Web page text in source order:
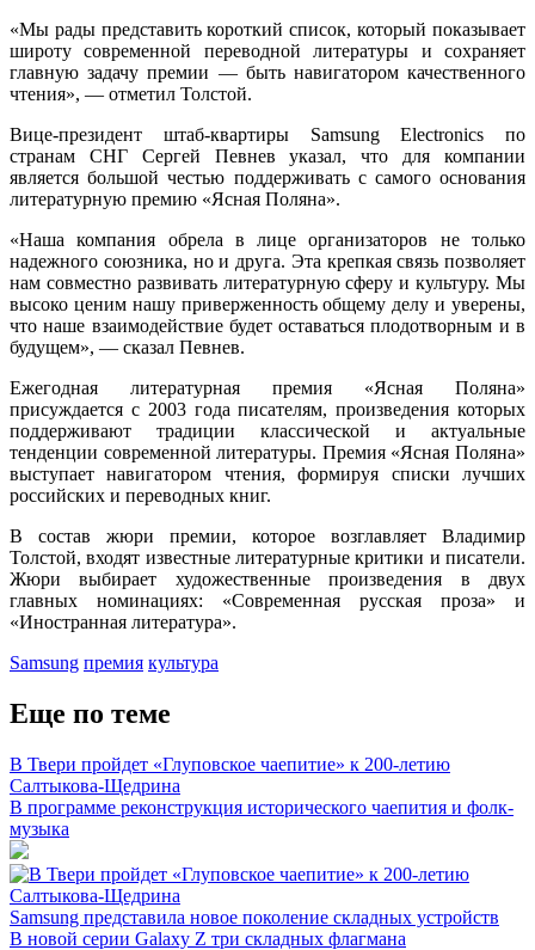
«Мы рады представить короткий список, который показывает
широту современной переводной литературы и сохраняет
главную задачу премии — быть навигатором качественного
чтения», — отметил Толстой.
Вице-президент штаб-квартиры Samsung Electronics по
странам СНГ Сергей Певнев указал, что для компании
является большой честью поддерживать с самого основания
литературную премию «Ясная Поляна».
«Наша компания обрела в лице организаторов не только
надежного союзника, но и друга. Эта крепкая связь позволяет
нам совместно развивать литературную сферу и культуру. Мы
высоко ценим нашу приверженность общему делу и уверены,
что наше взаимодействие будет оставаться плодотворным и в
будущем», — сказал Певнев.
Ежегодная литературная премия «Ясная Поляна»
присуждается с 2003 года писателям, произведения которых
поддерживают традиции классической и актуальные
тенденции современной литературы. Премия «Ясная Поляна»
выступает навигатором чтения, формируя списки лучших
российских и переводных книг.
В состав жюри премии, которое возглавляет Владимир
Толстой, входят известные литературные критики и писатели.
Жюри выбирает художественные произведения в двух
главных номинациях: «Современная русская проза» и
«Иностранная литература».
Samsung премия культура
Еще по теме
В Твери пройдет «Глуповское чаепитие» к 200-летию
Салтыкова-Щедрина
В программе реконструкция исторического чаепития и фолк-
музыка
Samsung представила новое поколение складных устройств
В новой серии Galaxy Z три складных флагмана